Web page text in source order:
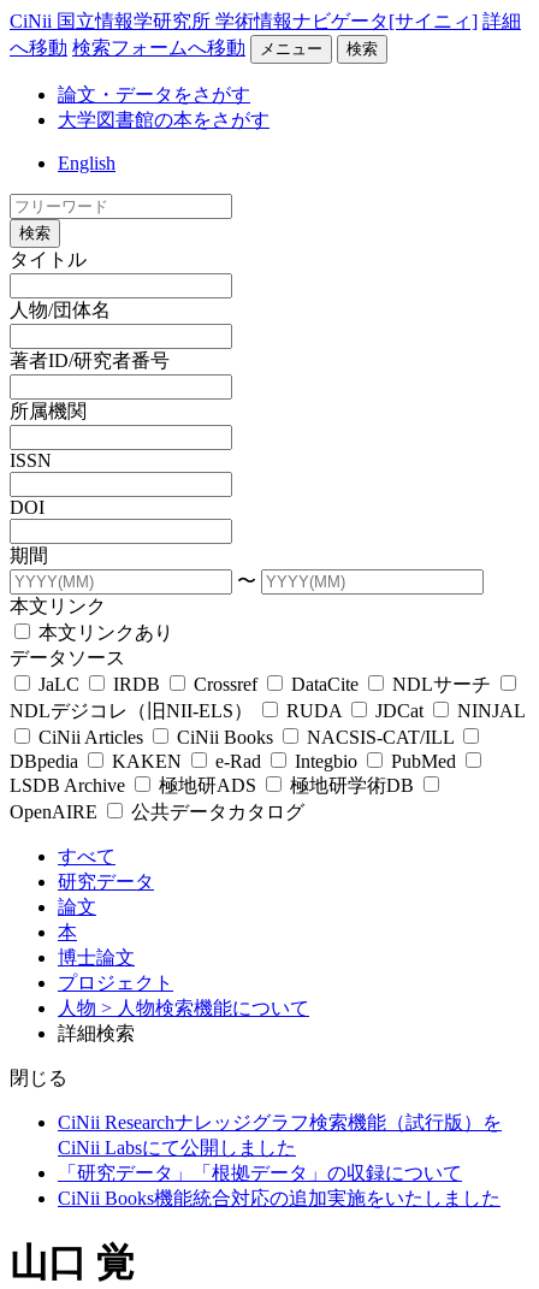
CiNii 国立情報学研究所 学術情報ナビゲータ[サイニィ] 詳細
へ移動 検索フォームへ移動 メニュー 検索
論文・データをさがす
大学図書館の本をさがす
English
検索
タイトル
人物/団体名
著者ID/研究者番号
所属機関
ISSN
DOI
期間
〜
本文リンク
本文リンクあり
データソース
JaLC
IRDB Crossref DataCite
NDLサーチ
NDLデジコレ（旧NII-ELS）
RUDA JDCat
NINJAL
CiNii Articles
CiNii Books
NACSIS-CAT/ILL
DBpedia
KAKEN e-Rad Integbio
PubMed
LSDB Archive
極地研ADS
極地研学術DB
OpenAIRE
公共データカタログ
すべて
研究データ
論文
本
博士論文
プロジェクト
人物 > 人物検索機能について
詳細検索
閉じる
CiNii Researchナレッジグラフ検索機能（試行版）を
CiNii Labsにて公開しました
「研究データ」「根拠データ」の収録について
CiNii Books機能統合対応の追加実施をいたしました
山口 覚